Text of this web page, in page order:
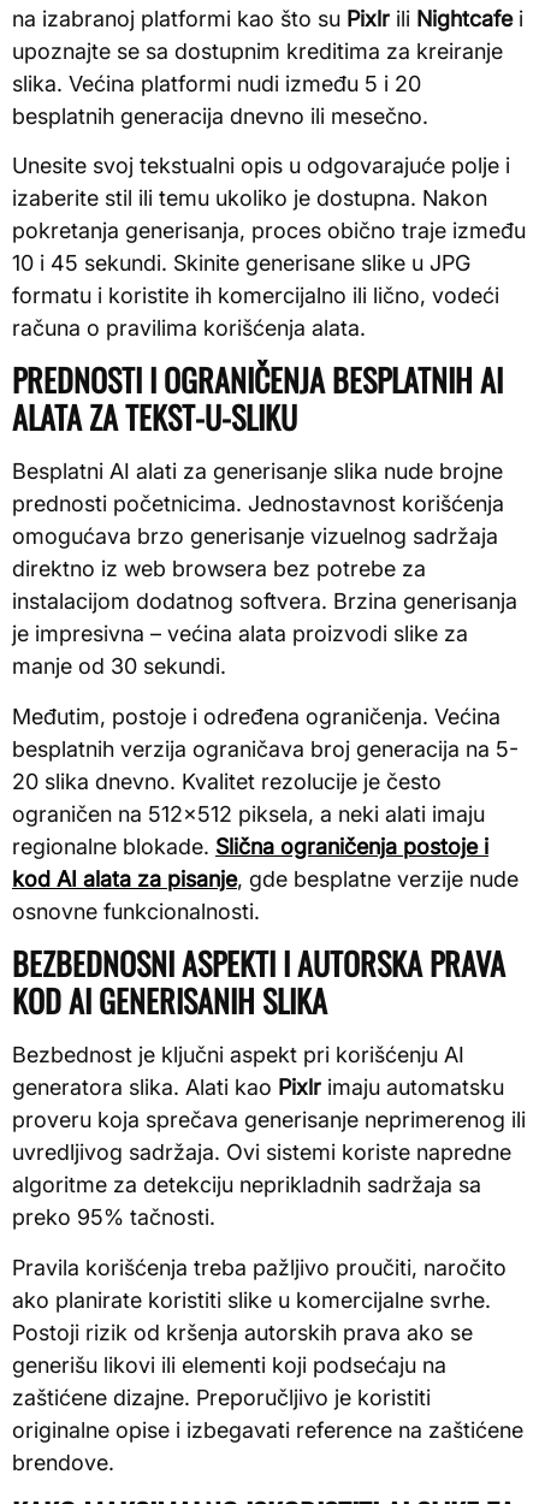
na izabranoj platformi kao što su Pixlr ili Nightcafei
upoznajte se sa dostupnim kreditima za kreiranje
slika. Većina platformi nudi između 5 i 20
besplatnih generacija dnevno ili mesečno.
Unesite svoj tekstualni opis u odgovarajuće polje i
izaberite stil ili temu ukoliko je dostupna. Nakon
pokretanja generisanja, proces obično traje između
10 i 45 sekundi. Skinite generisane slike u JPG
formatu i koristite ih komercijalno ili lično, vodeći
računa o pravilima korišćenja alata.
PREDNOSTI I OGRANIČENJA BESPLATNIH AI
ALATA ZA TEKST-U-SLIKU
Besplatni AI alati za generisanje slika nude brojne
prednosti početnicima. Jednostavnost korišćenja
omogućava brzo generisanje vizuelnog sadržaja
direktno iz web browsera bez potrebe za
instalacijom dodatnog softvera. Brzina generisanja
je impresivna – većina alata proizvodi slike za
manje od 30 sekundi.
Međutim, postoje i određena ograničenja. Većina
besplatnih verzija ograničava broj generacija na 5-
20 slika dnevno. Kvalitet rezolucije je često
ograničen na 512×512 piksela, a neki alati imaju
regionalne blokade. Slična ograničenja postoje i
kod AI alata za pisanje, gde besplatne verzije nude
osnovne funkcionalnosti.
BEZBEDNOSNI ASPEKTI I AUTORSKA PRAVA
KOD AI GENERISANIH SLIKA
Bezbednost je ključni aspekt pri korišćenju AI
generatora slika. Alati kao Pixlr imaju automatsku
proveru koja sprečava generisanje neprimerenog ili
uvredljivog sadržaja. Ovi sistemi koriste napredne
algoritme za detekciju neprikladnih sadržaja sa
preko 95% tačnosti.
Pravila korišćenja treba pažljivo proučiti, naročito
ako planirate koristiti slike u komercijalne svrhe.
Postoji rizik od kršenja autorskih prava ako se
generišu likovi ili elementi koji podsećaju na
zaštićene dizajne. Preporučljivo je koristiti
originalne opise i izbegavati reference na zaštićene
brendove.